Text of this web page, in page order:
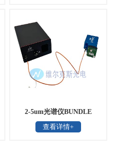
2-5um光谱仪BUNDLE
查看详情+